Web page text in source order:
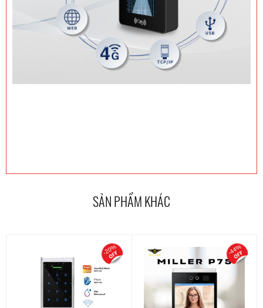
SẢN PHẨM KHÁC
-20% -44%